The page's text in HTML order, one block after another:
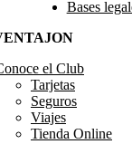
Bases
el Club
Tarjetas
Seguros
Viajes
Tienda Online